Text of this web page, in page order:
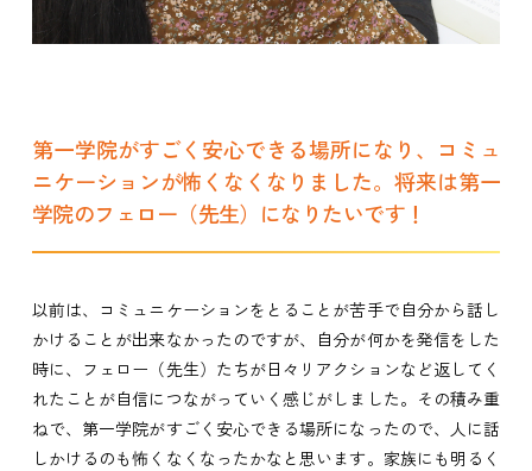
第一学院がすごく安心できる場所になり、コミュ
ニケーションが怖くなくなりました。将来は第一
学院のフェロー（先生）になりたいです！
以前は、コミュニケーションをとることが苦手で自分から話し
かけることが出来なかったのですが、自分が何かを発信をした
時に、フェロー（先生）たちが日々リアクションなど返してく
れたことが自信につながっていく感じがしました。その積み重
ねで、第一学院がすごく安心できる場所になったので、人に話
しかけるのも怖くなくなったかなと思います。家族にも明るく